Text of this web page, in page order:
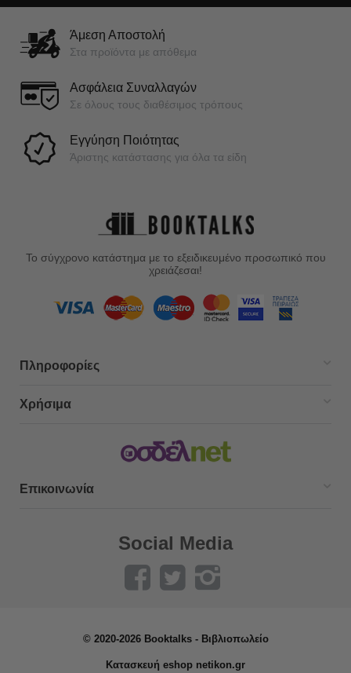
Άμεση Αποστολή
Στα προϊόντα με απόθεμα
Ασφάλεια Συναλλαγών
Σε όλους τους διαθέσιμος τρόπους
Εγγύηση Ποιότητας
Άριστης κατάστασης για όλα τα είδη
Το σύγχρονο κατάστημα με το εξειδικευμένο προσωπικό που
χρειάζεσαι!
Πληροφορίες
Χρήσιμα
Επικοινωνία
Social Media
© 2020-2026 Booktalks - Βιβλιοπωλείο
Κατασκευή eshop netikon.gr